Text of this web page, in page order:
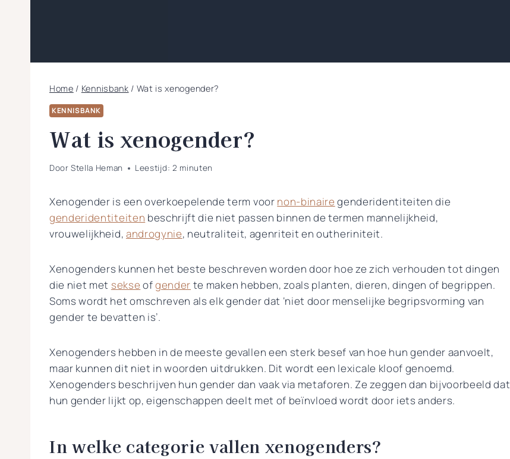
Home / Kennisbank / Wat is xenogender?
KENNISBANK
Wat is xenogender?
Door Stella Heman Leestijd: 2 minuten
Xenogender is een overkoepelende term voor non-binaire genderidentiteiten die
genderidentiteiten beschrijft die niet passen binnen de termen mannelijkheid,
vrouwelijkheid, androgynie, neutraliteit, agenriteit en outheriniteit.
Xenogenders kunnen het beste beschreven worden door hoe ze zich verhouden tot dingen
die niet met sekse ofgender te maken hebben, zoals planten, dieren, dingen of begrippen.
Soms wordt het omschreven als elk gender dat ‘niet door menselijke begripsvorming van
gender te bevatten is’.
Xenogenders hebben in de meeste gevallen een sterk besef van hoe hun gender aanvoelt,
maar kunnen dit niet in woorden uitdrukken. Dit wordt een lexicale kloof genoemd.
Xenogenders beschrijven hun gender dan vaak via metaforen. Ze zeggen dan bijvoorbeeld dat
hun gender lijkt op, eigenschappen deelt met of beïnvloed wordt door iets anders.
In welke categorie vallen xenogenders?